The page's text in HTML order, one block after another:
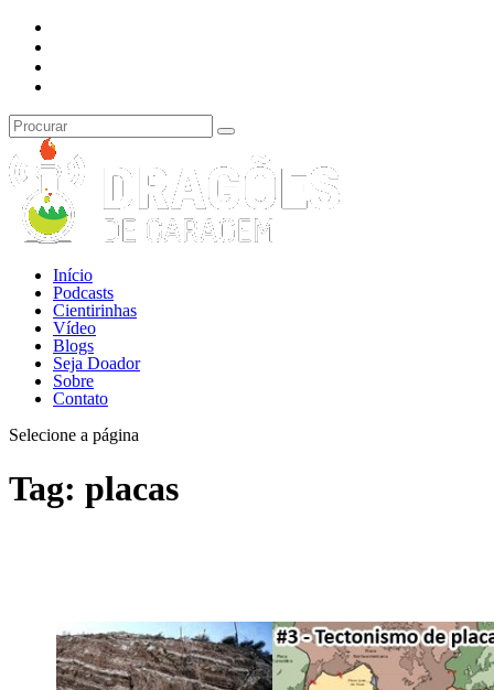
Início
Podcasts
Cientirinhas
Vídeo
Blogs
Seja Doador
Sobre
Contato
Selecione a página
Tag: placas